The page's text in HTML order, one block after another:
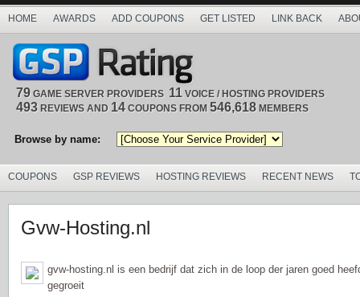
HOME AWARDS ADD COUPONS GET LISTED LINK BACK
79 GAME SERVER PROVIDERS 11 VOICE / HOSTING PROVIDERS
493 REVIEWS AND 14 COUPONS FROM 546,618 MEMBERS
Browse by name:
COUPONS GSP REVIEWS HOSTING REVIEWS RECENT NEWS
Gvw-Hosting.nl
gvw-hosting.nl is een bedrijf dat zich in de loop der jaren goed
gegroeit